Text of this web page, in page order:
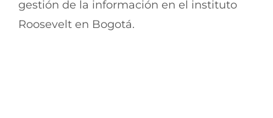
gestión de la información en el instituto
Roosevelt en Bogotá.